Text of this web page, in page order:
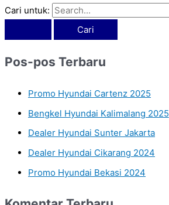
Cari untuk:
Pos-pos Terbaru
Promo Hyundai Cartenz 2025
Bengkel Hyundai Kalimalang 2025
Dealer Hyundai Sunter Jakarta
Dealer Hyundai Cikarang 2024
Promo Hyundai Bekasi 2024